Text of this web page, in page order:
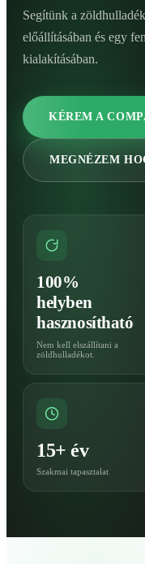
Segítünk a
előállításában és egy
kialakításában.
KÉREM A
MEGNÉZEM
100%
helyben
hasznosítható
Nem kell elszállítani a
zöldhulladékot.
15+ év
Szakmai tapasztalat